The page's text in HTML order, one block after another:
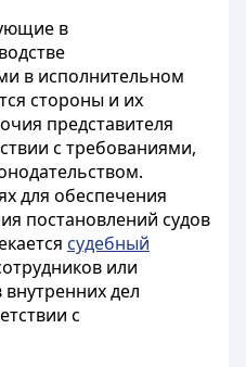
в
в исполнительном
стороны и их
представителя
с требованиями,
для обеспечения
постановлений судов
судебный
или
дел
с